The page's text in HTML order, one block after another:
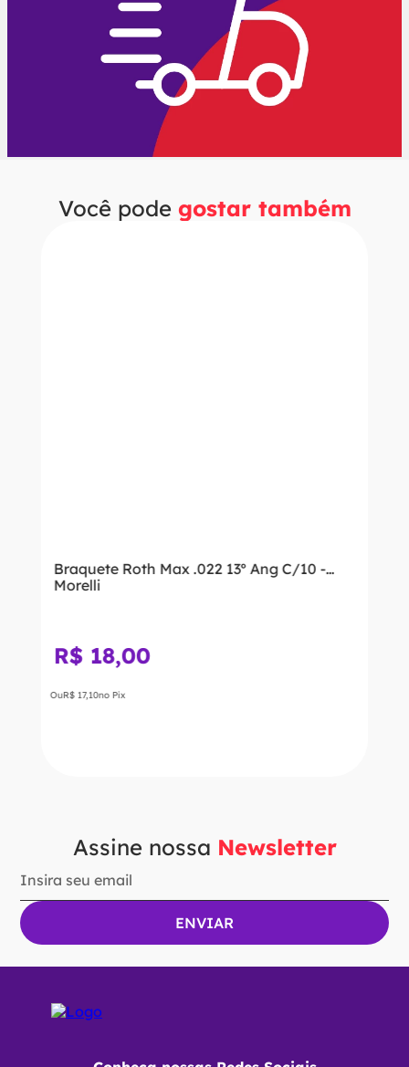
Você pode gostar também
Braquete Roth Max .022 13º Ang C/10 -
Morelli
R$ 18,00
OuR$ 17,10no Pix
Assine nossa Newsletter